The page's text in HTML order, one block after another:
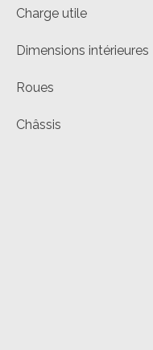
Charge utile
Dimensions intérieures
Roues
Châssis